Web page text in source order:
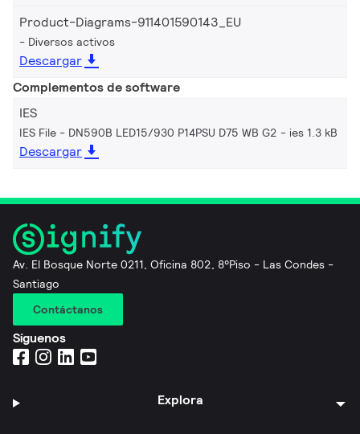
Product-Diagrams-911401590143_EU
Diversos activos
Descargar
Complementos de software
IES
IES File - DN590B LED15/930 P14PSU D75 WB G2 ies 1.3 kB
Descargar
Av. El Bosque Norte 0211, Oficina 802, 8°Piso - Las Condes -
Santiago
Contáctanos
Síguenos
Explora